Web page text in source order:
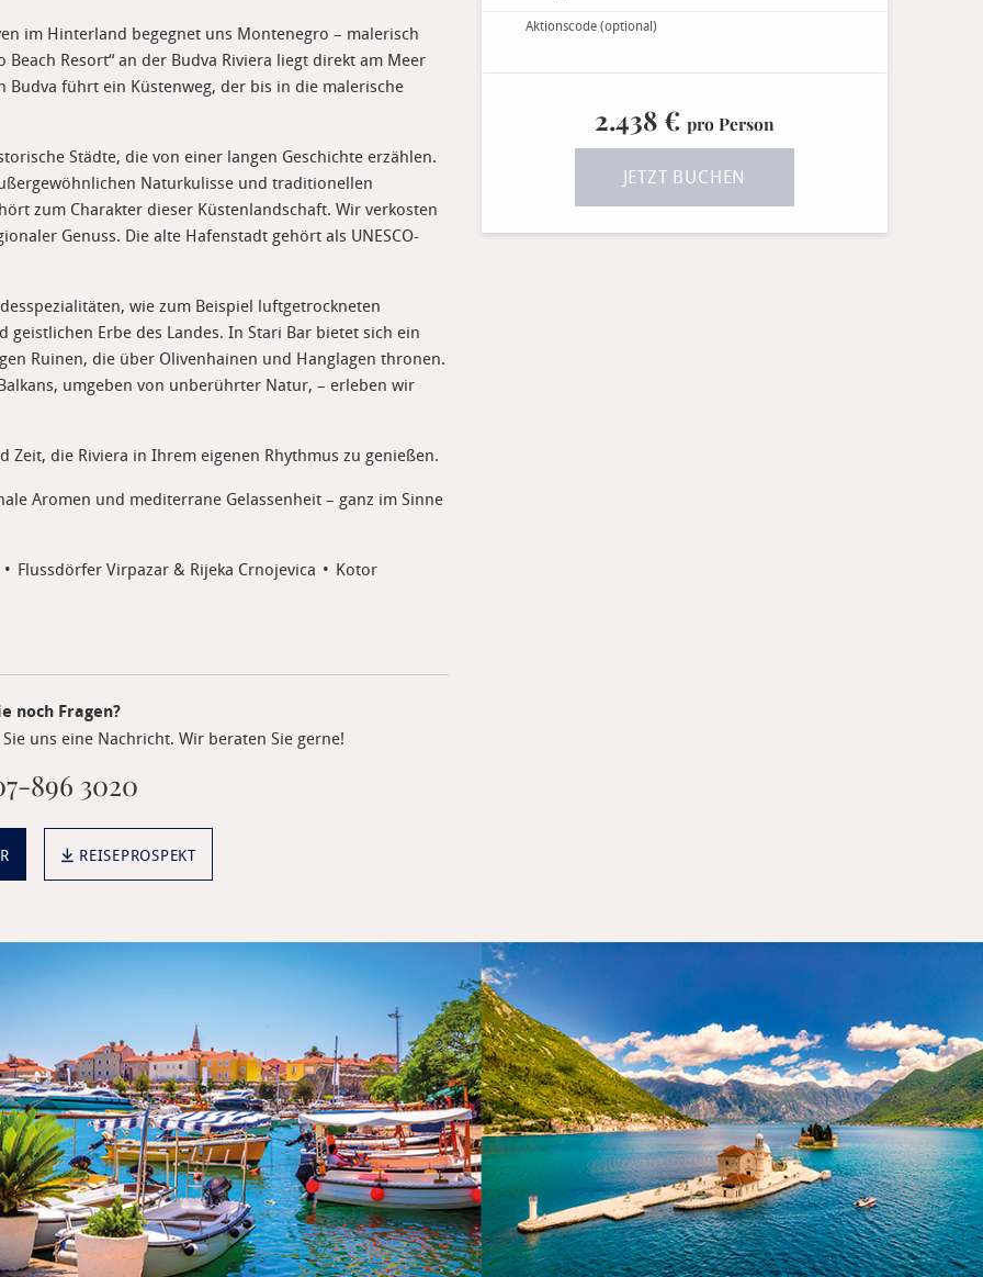
im Hinterland begegnet uns Montenegro – malerisch
Resort“ an der Budva Riviera liegt direkt am Meer
führt ein Küstenweg, der bis in die malerische
Städte, die von einer langen Geschichte erzählen.
Naturkulisse und traditionellen
zum Charakter dieser Küstenlandschaft. Wir verkosten
Genuss. Die alte Hafenstadt gehört als UNESCO-
wie zum Beispiel luftgetrockneten
Erbe des Landes. In Stari Bar bietet sich ein
Ruinen, die über Olivenhainen und Hanglagen thronen.
umgeben von unberührter Natur, – erleben wir
die Riviera in Ihrem eigenen Rhythmus zu genießen.
Aromen und mediterrane Gelassenheit – ganz im Sinne
Flussdörfer Virpazar & Rijeka Crnojevica Kotor
noch Fragen?
uns eine Nachricht. Wir beraten Sie gerne!
896 3020
REISEPROSPEKT
Aktionscode(optional)
2.438 € pro Person
JETZT BUCHEN